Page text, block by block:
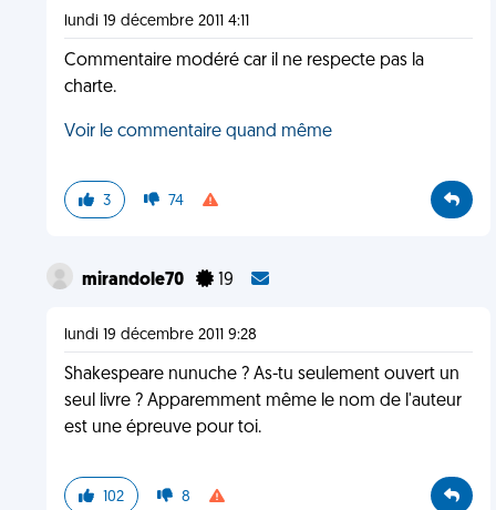
lundi 19 décembre 2011 4:11
Commentaire modéré car il ne respecte pas la
charte.
Voir le commentaire quand même
3 74
mirandole70 19
lundi 19 décembre 2011 9:28
Shakespeare nunuche ? As-tu seulement ouvert un
seul livre ? Apparemment même le nom de l'auteur
est une épreuve pour toi.
102 8